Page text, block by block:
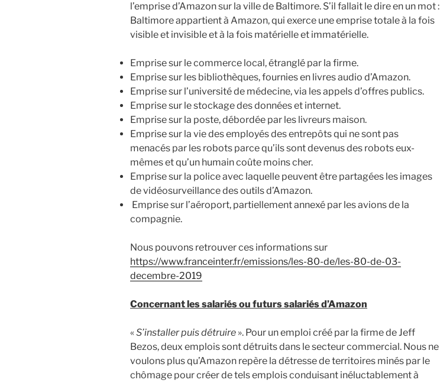
l’emprise d’Amazon sur la ville de Baltimore. S’il fallait le dire en un mot :
Baltimore appartient à Amazon, qui exerce une emprise totale à la fois
visible et invisible et à la fois matérielle et immatérielle.
Emprise sur le commerce local, étranglé par la firme.
Emprise sur les bibliothèques, fournies en livres audio d’Amazon.
Emprise sur l’université de médecine, via les appels d’offres publics.
Emprise sur le stockage des données et internet.
Emprise sur la poste, débordée par les livreurs maison.
Emprise sur la vie des employés des entrepôts qui ne sont pas
menacés par les robots parce qu’ils sont devenus des robots eux-
mêmes et qu’un humain coûte moins cher.
Emprise sur la police avec laquelle peuvent être partagées les images
de vidéosurveillance des outils d’Amazon.
Emprise sur l’aéroport, partiellement annexé par les avions de la
compagnie.
Nous pouvons retrouver ces informations sur
https://www.franceinter.fr/emissions/les-80-de/les-80-de-03-
decembre-2019
Concernant les salariés ou futurs salariés d’Amazon
«S’installer puis détruire ». Pour un emploi créé par la firme de Jeff
Bezos, deux emplois sont détruits dans le secteur commercial. Nous ne
voulons plus qu’Amazon repère la détresse de territoires minés par le
chômage pour créer de tels emplois conduisant inéluctablement à